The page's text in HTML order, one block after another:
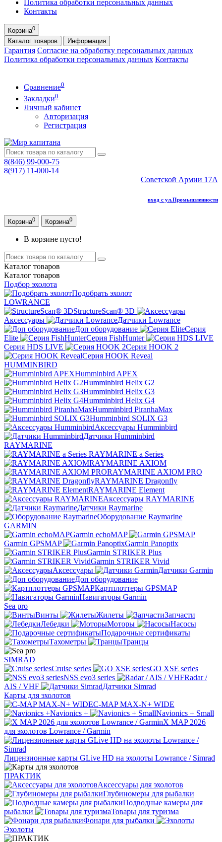
Политика обработки персональных данных
Контакты
Корзина0
Каталог товаров Информация
Гарантия Согласие на обработку персональных данных
Политика обработки персональных данных Контакты
Сравнение0
Закладки0
Личный кабинет
Авторизация
Регистрация
8(846) 99-000-75
8(917) 11-000-14
Советской Армии 17А
вход с ул.Промышленности
Корзина0 Корзина0
В корзине пусто!
Каталог товаров
Каталог товаров
Подбор эхолота
Подобрать эхолот
LOWRANCE
StructureScan® 3D
Аксессуары
Датчики Lowrance
Доп оборудование
Серия
Elite
Серия FishHunter
Серия HDS LIVE
Серия HOOK 2
Серия HOOK Reveal
HUMMINBIRD
Humminbird APEX
Humminbird Helix G2
Humminbird Helix G3
Humminbird Helix G4
Humminbird PiranhaMax
Humminbird SOLIX G3
Аксессуары Humminbird
Датчики Humminbird
RAYMARINE
RAYMARINE a Series
RAYMARINE AXIOM
RAYMARINE AXIOM PRO
RAYMARINE Dragonfly
RAYMARINE Element
Аксессуары RAYMARINE
Датчики Raymarine
Оборудование Raymarine
GARMIN
Garmin echoMAP
Garmin GPSMAP
Garmin Panoptix
Garmin STRIKER Plus
Garmin STRIKER Vivid
Аксессуары
Датчики Garmin
Доп оборудование
Картплоттеры GPSMAP
Навигаторы Garmin
Sea pro
Винты
Жилеты
Запчасти
Лебедки
Моторы
Насосы
Подарочные сертификаты
Тахометры
Транцы
SIMRAD
Cruise series
GO XSE series
NSS evo3 series
Radar /
AIS / VHF
Датчики Simrad
Карты для эхолотов
C-MAP MAX-N+ WIDE
Navionics +
Navionics + Small
X MAP 2026
для эхолотов Lowrance / Garmin
Лицензионные карты GLive HD на эхолоты Lowrance / Simrad
ПРАКТИК
Аксессуары для эхолотов
Глубиномеры для рыбалки
Подводные камеры для
рыбалки
Товары для туризма
Фонари для рыбалки
Эхолоты